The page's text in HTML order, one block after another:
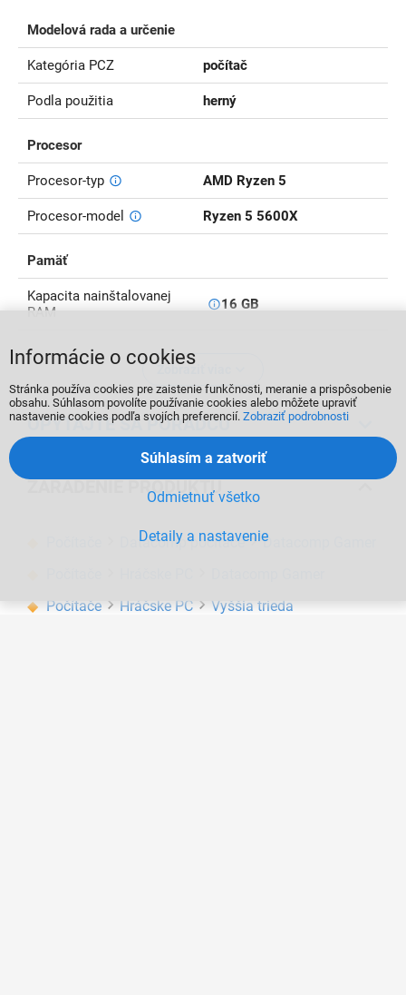
Modelová rada a určenie
Kategória PCZ počítač
Podla použitia herný
Procesor
Procesor-typ AMD Ryzen 5
Procesor-model Ryzen 5 5600X
Pamäť
Kapacita nainštalovanej
RAM
16 GB
Zobraziť viac
OPÝTAJTE SA PORADCU
ZARADENIE PRODUKTU
Datacomp počítače
Datacomp Gamer
Počítače
Hráčske PC
Vyššia trieda
Informácie o cookies
Stránka používa cookies pre zaistenie funkčnosti, meranie a prispôsobenie
obsahu. Súhlasom povolíte používanie cookies alebo môžete upraviť
nastavenie cookies podľa svojích preferencií. Zobraziť podrobnosti
Detaily a nastavenie
Odmietnuť všetko
Súhlasím a zatvoriť